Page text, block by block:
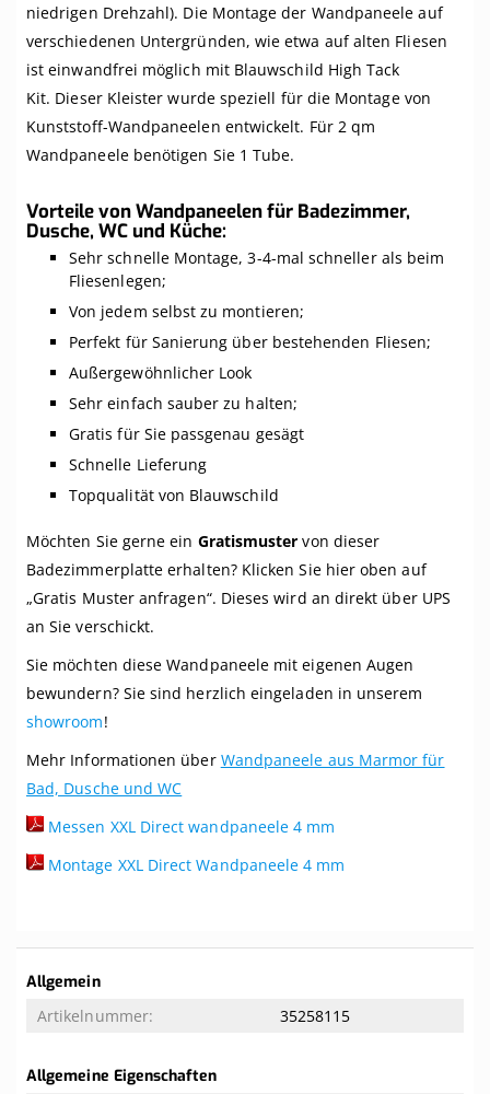
niedrigen Drehzahl). Die Montage der Wandpaneele auf
verschiedenen Untergründen, wie etwa auf alten Fliesen
ist einwandfrei möglich mit Blauwschild High Tack
Kit. Dieser Kleister wurde speziell für die Montage von
Kunststoff-Wandpaneelen entwickelt. Für 2 qm
Wandpaneele benötigen Sie 1 Tube.
Vorteile von Wandpaneelen für Badezimmer,
Dusche, WC und Küche:
Sehr schnelle Montage, 3-4-mal schneller als beim
Fliesenlegen;
Von jedem selbst zu montieren;
Perfekt für Sanierung über bestehenden Fliesen;
Außergewöhnlicher Look
Sehr einfach sauber zu halten;
Gratis für Sie passgenau gesägt
Schnelle Lieferung
Topqualität von Blauwschild
Möchten Sie gerne ein Gratismuster von dieser
Badezimmerplatte erhalten? Klicken Sie hier oben auf
„Gratis Muster anfragen“. Dieses wird an direkt über UPS
an Sie verschickt.
Sie möchten diese Wandpaneele mit eigenen Augen
bewundern? Sie sind herzlich eingeladen in unserem
showroom!
Mehr Informationen über Wandpaneele aus Marmor für
Bad, Dusche und WC
Messen XXL Direct wandpaneele 4 mm
Montage XXL Direct Wandpaneele 4 mm
Weitere
Informationen
Allgemein
35258115
Allgemeine Eigenschaften